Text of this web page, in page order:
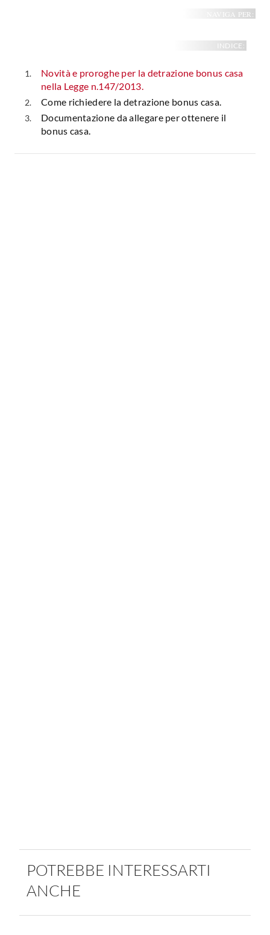
NAVIGA PER:
INDICE:
Novità e proroghe per la detrazione bonus casa
nella Legge n.147/2013.
Come richiedere la detrazione bonus casa.
Documentazione da allegare per ottenere il
bonus casa.
POTREBBE INTERESSARTI
ANCHE